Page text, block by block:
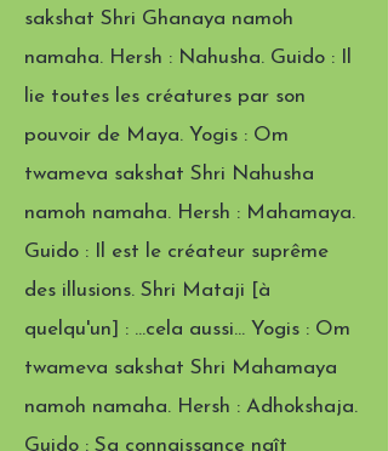
sakshat Shri Ghanaya namoh
namaha. Hersh : Nahusha. Guido : Il
lie toutes les créatures par son
pouvoir de Maya. Yogis : Om
twameva sakshat Shri Nahusha
namoh namaha. Hersh : Mahamaya.
Guido : Il est le créateur suprême
des illusions. Shri Mataji [à
quelqu'un] : …cela aussi… Yogis : Om
twameva sakshat Shri Mahamaya
namoh namaha. Hersh : Adhokshaja.
Guido : Sa connaissance naît